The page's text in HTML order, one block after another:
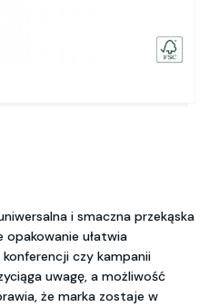
i smaczna przekąska
opakowanie ułatwia
czy kampanii
uwagę, a możliwość
że marka zostaje w